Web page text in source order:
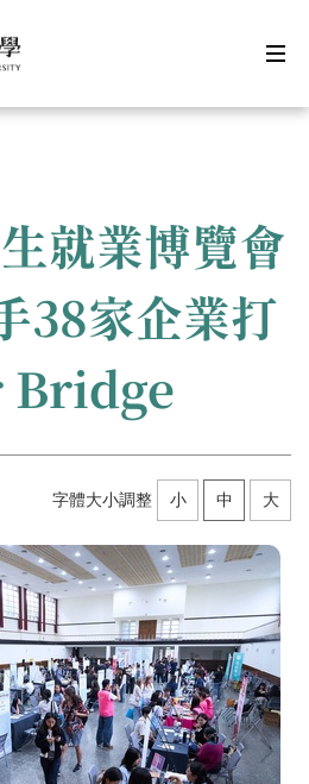
就業博覽會
38家企業打
Bridge
字體大小調整 小 中 大